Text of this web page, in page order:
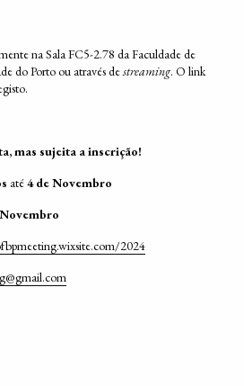
na Sala FC5-2.78 da Faculdade de
do Porto ou através destreaming. O link
mas sujeita a inscrição!
até4 de Novembro
2024